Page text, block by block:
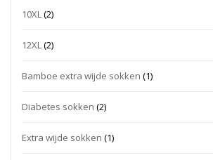
10XL (2)
12XL (2)
Bamboe extra wijde sokken (1)
Diabetes sokken (2)
Extra wijde sokken (1)